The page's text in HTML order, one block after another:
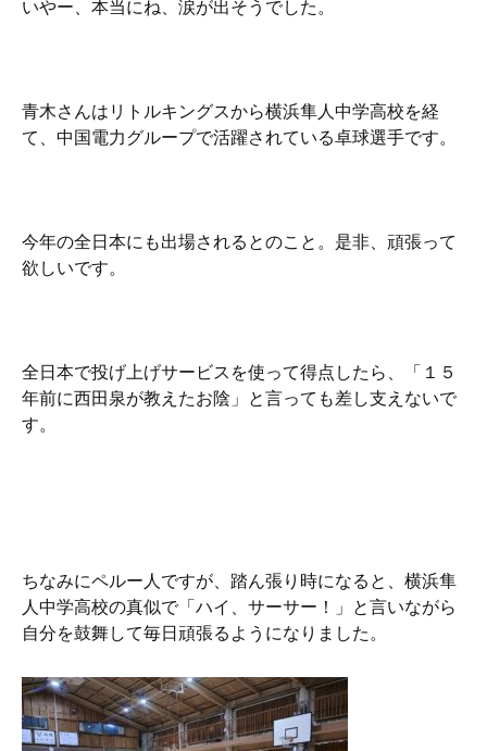
いやー、本当にね、涙が出そうでした。
青木さんはリトルキングスから横浜隼人中学高校を経
て、中国電力グループで活躍されている卓球選手です。
今年の全日本にも出場されるとのこと。是非、頑張って
欲しいです。
全日本で投げ上げサービスを使って得点したら、「１５
年前に西田泉が教えたお陰」と言っても差し支えないで
す。
ちなみにペルー人ですが、踏ん張り時になると、横浜隼
人中学高校の真似で「ハイ、サーサー！」と言いながら
自分を鼓舞して毎日頑張るようになりました。